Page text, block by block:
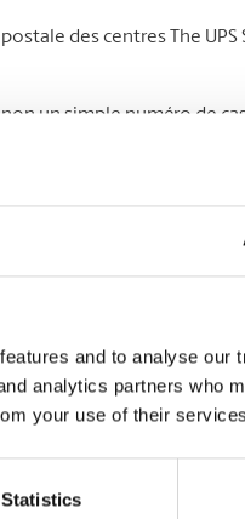
and to analyse our
analytics partners who
your use of their
Statistics
des centres The UPS
un simple numéro de
grâce à une
chercher votre courrier
de réacheminement** de
sous clé jusqu’à ce que
les entreprises de
participants.